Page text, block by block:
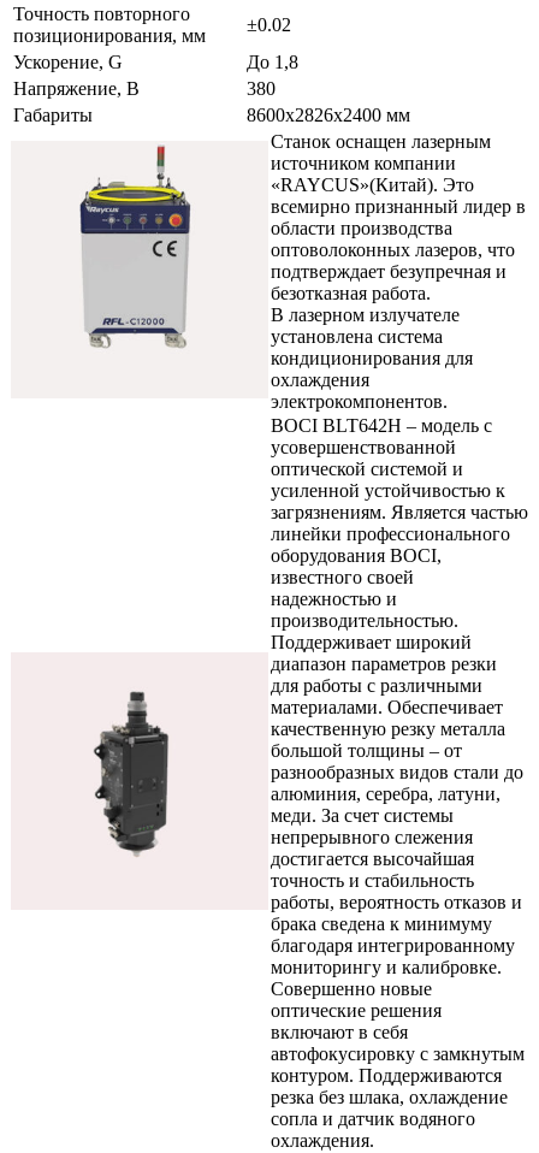
Точность повторного
позиционирования, мм
±0.02
Ускорение, G
До 1,8
Напряжение, В
380
Габариты
8600x2826x2400 мм
Станок оснащен лазерным
источником компании
«RAYCUS»(Китай). Это
всемирно признанный лидер в
области производства
оптоволоконных лазеров, что
подтверждает безупречная и
безотказная работа.
В лазерном излучателе
установлена система
кондиционирования для
охлаждения
электрокомпонентов.
BOCI BLT642H – модель с
усовершенствованной
оптической системой и
усиленной устойчивостью к
загрязнениям. Является частью
линейки профессионального
оборудования BOCI,
известного своей
надежностью и
производительностью.
Поддерживает широкий
диапазон параметров резки
для работы с различными
материалами. Обеспечивает
качественную резку металла
большой толщины – от
разнообразных видов стали до
алюминия, серебра, латуни,
меди. За счет системы
непрерывного слежения
достигается высочайшая
точность и стабильность
работы, вероятность отказов и
брака сведена к минимуму
благодаря интегрированному
мониторингу и калибровке.
Совершенно новые
оптические решения
включают в себя
автофокусировку с замкнутым
контуром. Поддерживаются
резка без шлака, охлаждение
сопла и датчик водяного
охлаждения.